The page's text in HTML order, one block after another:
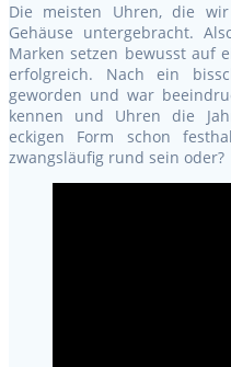
Die meisten Uhren, die
Gehäuse untergebracht.
Marken setzen bewusst auf
erfolgreich. Nach ein
geworden und war
kennen und Uhren die
eckigen Form schon
zwangsläufig rund sein oder?